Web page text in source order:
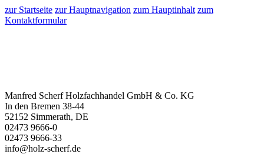
zur Startseite zur Hauptnavigation zum Hauptinhalt zum
Kontaktformular
Manfred Scherf Holzfachhandel GmbH & Co. KG
In den Bremen 38-44
52152 Simmerath, DE
02473 9666-0
02473 9666-33
info@holz-scherf.de